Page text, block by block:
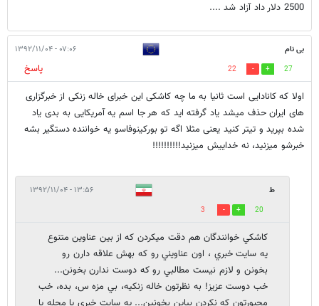
2500 دلار داد آزاد شد ....
بی نام ۰۷:۰۶ - ۱۳۹۲/۱۱/۰۴
27
22
پاسخ
اولا که کانادایی است ثانیا به ما چه کاشکی این خبرای خاله زنکی از خبرگزاری
های ایران حذف میشد یاد گرفته اید که هر جا اسم یه آمریکایی به بدی یاد
شده بپرید و تیتر کنید یعنی مثلا اگه تو بورکینوفاسو یه خواننده دستگیر بشه
خبرشو میزنید، نه خداییش میزنید!!!!!!!!!!
ط ۱۳:۵۶ - ۱۳۹۲/۱۱/۰۴
20
3
كاشكي خوانندگان هم دقت ميكردن كه از بين عناوين متنوع
يه سايت خبري ، اون عناويني رو كه بهش علاقه دارن رو
بخونن و لازم نيست مطالبي رو كه دوست ندارن بخونن...
خب دوست عزيز! به نظرتون خاله زنكيه، بي مزه س، بده، خب